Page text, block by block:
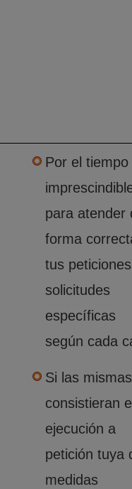
Por el tiempo
para atender
forma
tus
solicitudes
específicas
según cada
Si las
consistieran
ejecución a
petición tuya
medidas